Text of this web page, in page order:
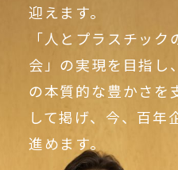
迎えます。
「人とプラスチッ
会」の実現を目指し、
の本質的な豊かさを
して掲げ、 今、百年
進めます。